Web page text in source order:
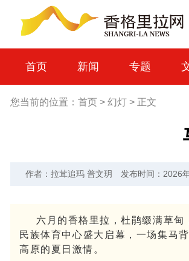
首页 新闻 专题
您当前的位置： 首页 > 幻灯 > 正文
作者：拉茸追玛 普文玥 发布时间：2026
六月的香格里拉，杜鹃缀满草
民族体育中心盛大启幕，一场集马
高原的夏日激情。